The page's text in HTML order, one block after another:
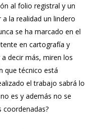
al folio registral y un
la realidad un lindero
se ha marcado en el
en cartografía y
decir más, miren los
que técnico está
el trabajo sabrá lo
es y además no se
coordenadas?